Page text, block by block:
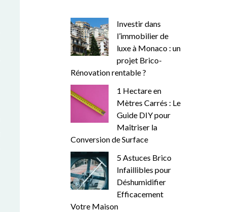
Investir dans
l’immobilier de
luxe à Monaco : un
projet Brico-
Rénovation rentable ?
1 Hectare en
Mètres Carrés : Le
Guide DIY pour
Maîtriser la
Conversion de Surface
5 Astuces Brico
Infaillibles pour
Déshumidifier
Efficacement
Votre Maison